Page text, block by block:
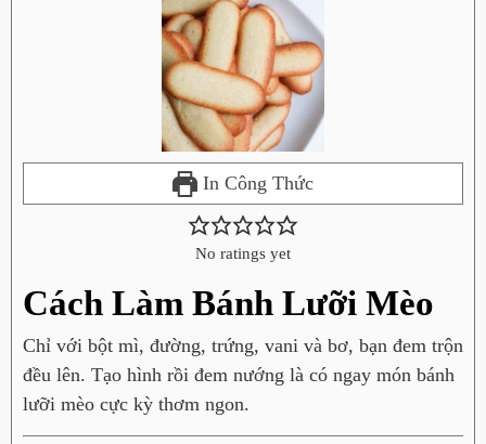
In Công Thức
No ratings yet
Cách Làm Bánh Lưỡi Mèo
Chỉ với bột mì, đường, trứng, vani và bơ, bạn đem trộn
đều lên. Tạo hình rồi đem nướng là có ngay món bánh
lưỡi mèo cực kỳ thơm ngon.